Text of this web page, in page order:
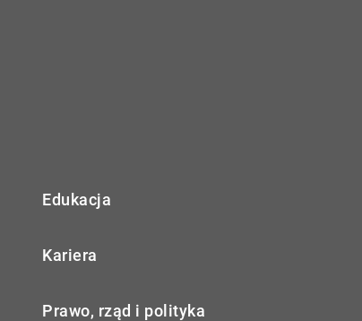
Edukacja
Kariera
Prawo, rząd i polityka